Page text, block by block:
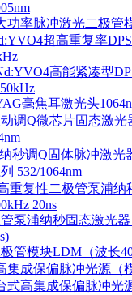
功率脉冲激光二极管
超高重复率
高能紧凑型
毫焦耳激光头
调Q微芯片固态激光
秒调Q固体脉冲激光
532/1064nm
重复性二极管泵浦纳
20ns
泵浦纳秒固态激光器
管模块LDM（波长
集成保偏脉冲光源（
式高集成保偏脉冲光